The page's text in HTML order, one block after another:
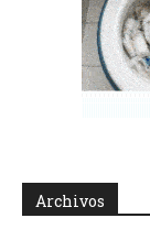
Archivos